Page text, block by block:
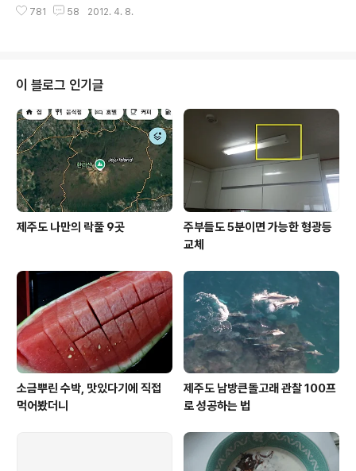
바람에 도로 위를 달리던 운전자가 급정거를 하는 상황이
에 둔 규정이라고 저는 생각합니다. 오히려 유턴 차량들로 인해 교통흐름이 엉
도 한답니다. 며칠 전에는 제 차량의 블랙박스에 황당한 트럭 한 대가 잡혔습니
다. 어떤일이 있었는지.... ↓↓↓↓↓콕 누르시고 보시지요. 많은 분들이 읽을
수 있습니다. 아주 거대한..
781 58 2012. 4. 8.
이 블로그 인기글
제주도 나만의 락풀 9곳
주부들도 5분이면 가능한 형광등
교체
소금뿌린 수박, 맛있다기에 직접
먹어봤더니
제주도 남방큰돌고래 관찰 100프
로 성공하는 법